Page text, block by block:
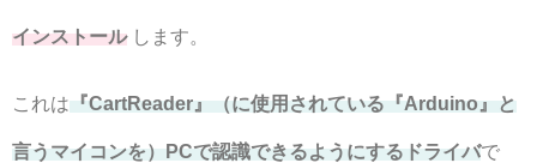
インストールします。
これは『CartReader』（に使用されている『Arduino』と
言うマイコンを）PCで認識できるようにするドライバで